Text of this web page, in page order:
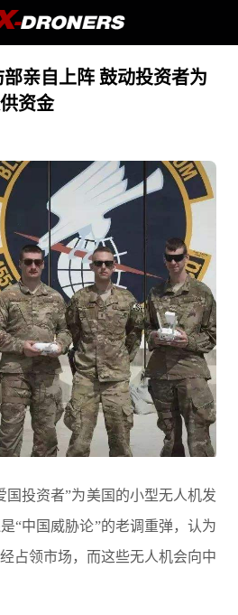
亲自上阵 鼓动投资者为
资金
国投资者”为美国的小型无人机发
“中国威胁论”的老调重弹，认为
占领市场，而这些无人机会向中